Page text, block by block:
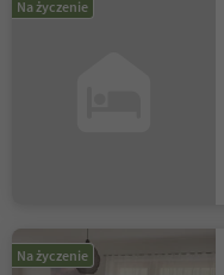
Na życzenie
Na życzenie